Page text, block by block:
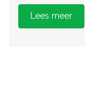
Lees meer